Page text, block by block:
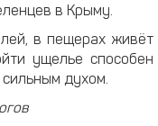
в Крыму.
в пещерах живёт
ущелье способен
духом.